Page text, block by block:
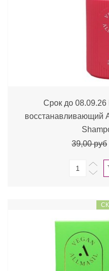
Срок до
восстанавливающий
39,00 руб